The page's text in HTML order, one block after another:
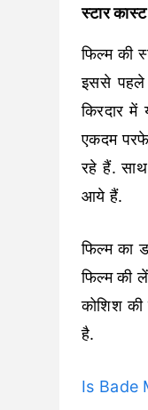
स्टार
फिल्म की
इससे पहले
किरदार
एकदम
रहे हैं.
आये हैं.
फिल्म का
फिल्म की
कोशिश
है.
Is Bade